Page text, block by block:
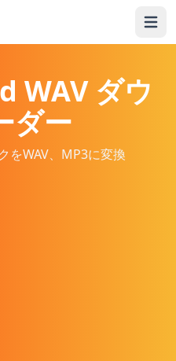
Open
WAV ダウ
ダー
をWAV、MP3に変換